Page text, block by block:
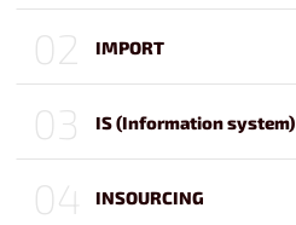
02 IMPORT
03 IS (Information system)
04 INSOURCING